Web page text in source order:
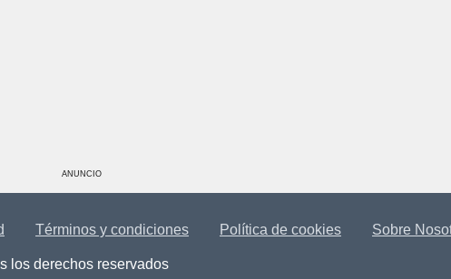
ANUNCIO
Términos y condiciones Política de cookies Sobre
los derechos reservados